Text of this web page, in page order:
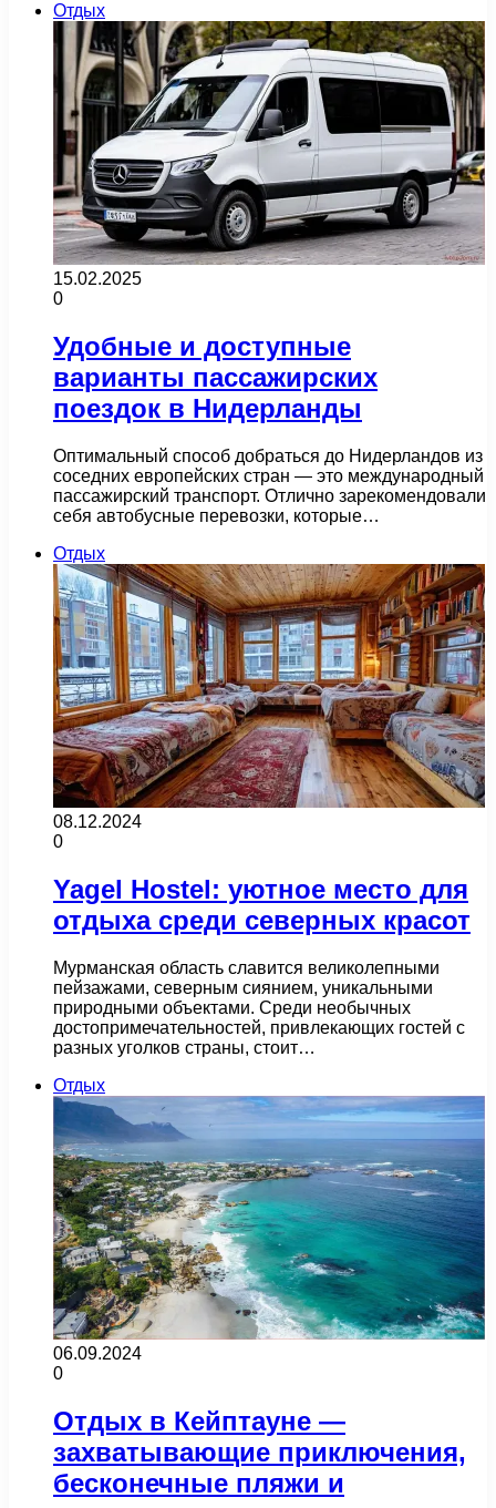
Отдых
15.02.2025
0
Удобные и доступные
варианты пассажирских
поездок в Нидерланды
Оптимальный способ добраться до Нидерландов из
соседних европейских стран — это международный
пассажирский транспорт. Отлично зарекомендовали
себя автобусные перевозки, которые…
Отдых
08.12.2024
0
Yagel Hostel: уютное место для
отдыха среди северных красот
Мурманская область славится великолепными
пейзажами, северным сиянием, уникальными
природными объектами. Среди необычных
достопримечательностей, привлекающих гостей с
разных уголков страны, стоит…
Отдых
06.09.2024
0
Отдых в Кейптауне —
захватывающие приключения,
бесконечные пляжи и